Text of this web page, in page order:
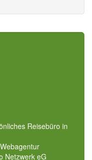
Reisebüro in
Netzwerk eG